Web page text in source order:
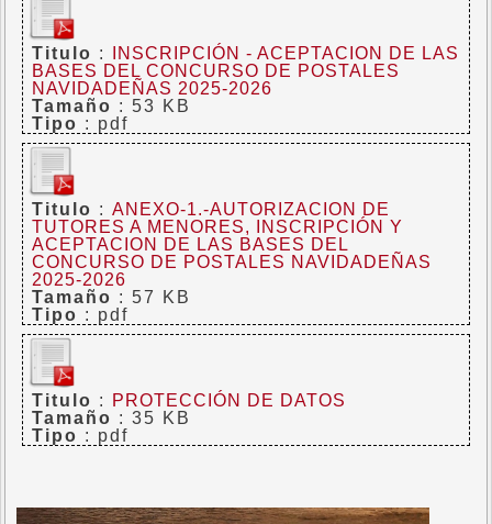
Titulo :
INSCRIPCIÓN - ACEPTACION DE LAS
BASES DEL CONCURSO DE POSTALES
NAVIDADEÑAS 2025-2026
Tamaño : 53 KB
Tipo : pdf
Titulo :ANEXO-1.-AUTORIZACION DE
TUTORES A MENORES, INSCRIPCIÓN Y
ACEPTACION DE LAS BASES DEL
CONCURSO DE POSTALES NAVIDADEÑAS
2025-2026
Tamaño : 57 KB
Tipo : pdf
Titulo :
PROTECCIÓN DE DATOS
Tamaño : 35 KB
Tipo : pdf